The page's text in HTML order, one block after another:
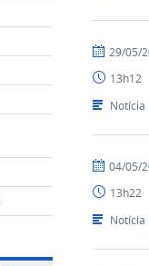
por
-
SEAD
publicado
29/05/
13h12
Notícia
por
-
SEAD
publicado
04/05/
13h22
Notícia